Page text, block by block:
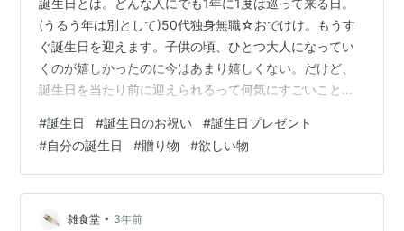
(うるう年は別として)50代独身無職☆おでけけ。もうす
ぐ誕生日を迎えます。子供の頃、ひとつ大人になってい
くのが嬉しかったのに今はあまり嬉しくない。だけど、
誕生日を当たり前に迎えられるって何気にすごいことで
ことが出来るだろう。おでけけの年になると、多くて30
回前後になる。終わりがあるからこそ、今を大切にした
いと思う。さて、そんなせっかくの誕生日。わたしが本
当に欲しい物を自分に贈りたい。そこでなにがいいか考
えました。狙ってた可愛いもこもこのアウター。セール
#誕生日 #誕生日のお祝い #誕生日プレゼント
#自分の誕生日 #贈り物 #欲しい物
雑食堂 • 3年前